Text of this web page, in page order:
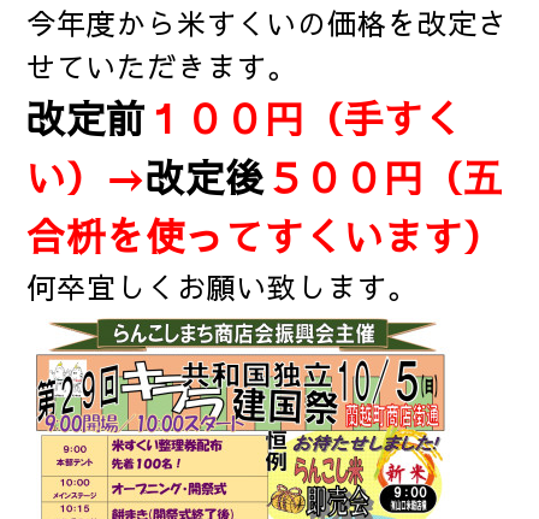
今年度から米すくいの価格を改定さ
せていただきます。
改定前 １００円（手すく
い）→改定後５００円（五
合枡を使ってすくいます）
何卒宜しくお願い致します。